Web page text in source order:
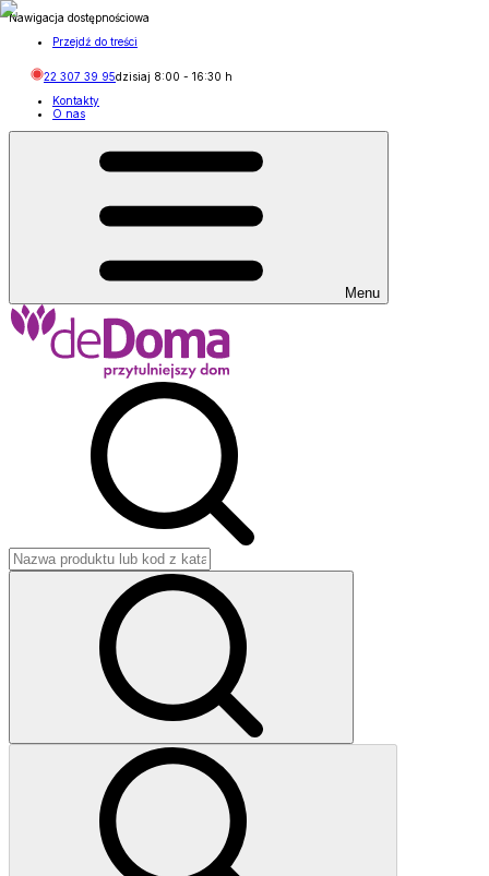
Nawigacja dostępnościowa
Przejdź do treści
22 307 39 95dzisiaj 8:00 - 16:30 h
Kontakty
O nas
Menu